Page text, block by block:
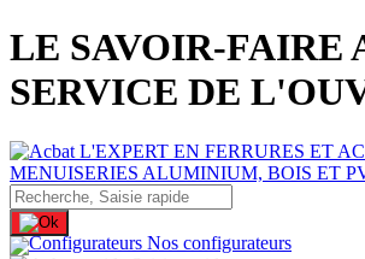
LE SAVOIR-FAIRE
SERVICE DE
Nos configurateurs